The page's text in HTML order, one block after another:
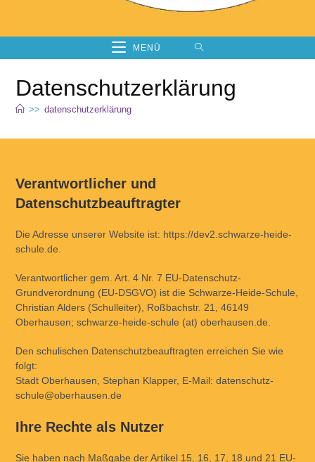
MENÜ
Datenschutzerklärung
>> datenschutzerklärung
Verantwortlicher und
Datenschutzbeauftragter
Die Adresse unserer Website ist: https://dev2.schwarze-heide-
schule.de.
Verantwortlicher gem. Art. 4 Nr. 7 EU-Datenschutz-
Grundverordnung (EU-DSGVO) ist die Schwarze-Heide-Schule,
Christian Alders (Schulleiter), Roßbachstr. 21, 46149
Oberhausen; schwarze-heide-schule (at) oberhausen.de.
Den schulischen Datenschutzbeauftragten erreichen Sie wie
folgt:
Stadt Oberhausen, Stephan Klapper, E-Mail: datenschutz-
schule@oberhausen.de
Ihre Rechte als Nutzer
Sie haben nach Maßgabe der Artikel 15, 16, 17, 18 und 21 EU-